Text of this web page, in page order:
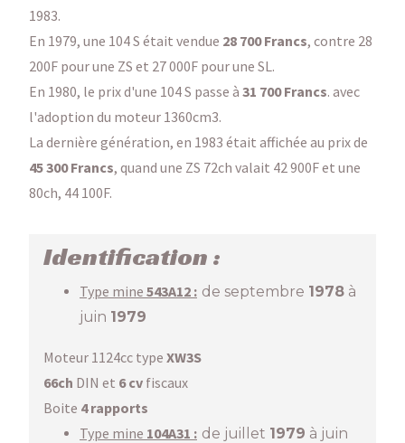
1983.
En 1979, une 104 S était vendue 28 700 Francs, contre 28
200F pour une ZS et 27 000F pour une SL.
En 1980, le prix d'une 104 S passe à 31 700 Francs. avec
l'adoption du moteur 1360cm3.
La dernière génération, en 1983 était affichée au prix de
45 300 Francs, quand une ZS 72ch valait 42 900F et une
80ch, 44 100F.
Identification :
Type mine 543A12 : de septembre 1978 à
juin 1979
Moteur 1124cc type XW3S
66ch DIN et 6 cv fiscaux
Boite 4 rapports
Type mine 104A31 : de juillet 1979 à juin